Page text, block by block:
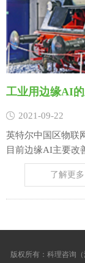
工业用边缘AI
2021-09-22
英特尔中国区物联
目前边缘AI主要改
业AI的区别在于高
后分析了部分企业采用工业
了解更多
版权所有：科理咨询